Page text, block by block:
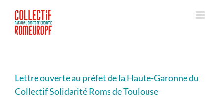
contenu
Lettre ouverte au préfet de la Haute-Garonne du
Collectif Solidarité Roms de Toulouse